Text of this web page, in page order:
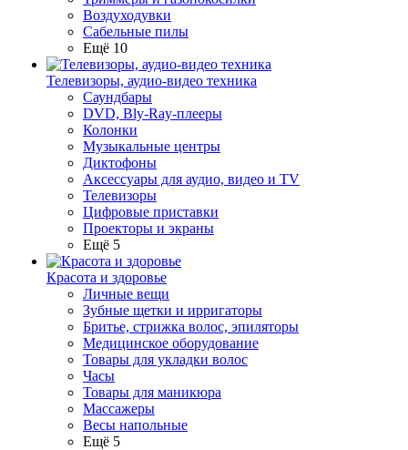
Воздуходувки
Сабельные пилы
Ещё 10
Телевизоры, аудио-видео техника
Саундбары
DVD, Bly-Ray-плееры
Колонки
Музыкальные центры
Диктофоны
Аксессуары для аудио, видео и TV
Телевизоры
Цифровые приставки
Проекторы и экраны
Ещё 5
Красота и здоровье
Личные вещи
Зубные щетки и ирригаторы
Бритье, стрижка волос, эпиляторы
Медицинское оборудование
Товары для укладки волос
Часы
Товары для маникюра
Массажеры
Весы напольные
Ещё 5